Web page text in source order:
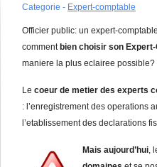
Categorie - Expert-comptable
Officier public: un expert-comptable
comment bien choisir son
maniere la plus eclairee possible?
Le coeur de metier des experts
: l’enregistrement des operations
l’etablissement des declarations
Mais aujourd’hui,